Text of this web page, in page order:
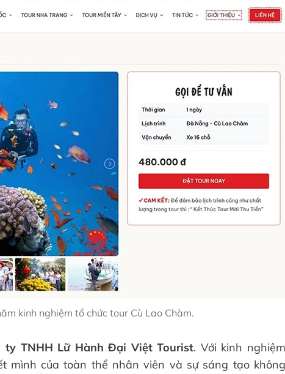
kinh nghiệm tổ chức tour Cù Lao Chàm.
ty TNHH Lữ Hành Đại Việt Tourist. Với kinh nghiệm
mình của toàn thể nhân viên và sự sáng tạo không